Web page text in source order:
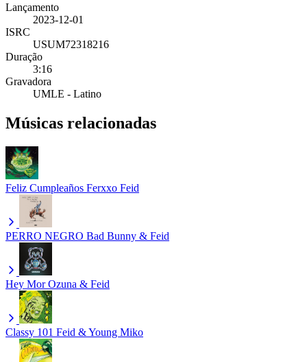
Lançamento
2023-12-01
ISRC
USUM72318216
Duração
3:16
Gravadora
UMLE - Latino
Músicas relacionadas
Feliz Cumpleaños Ferxxo Feid
PERRO NEGRO Bad Bunny & Feid
Hey Mor Ozuna & Feid
Classy 101 Feid & Young Miko